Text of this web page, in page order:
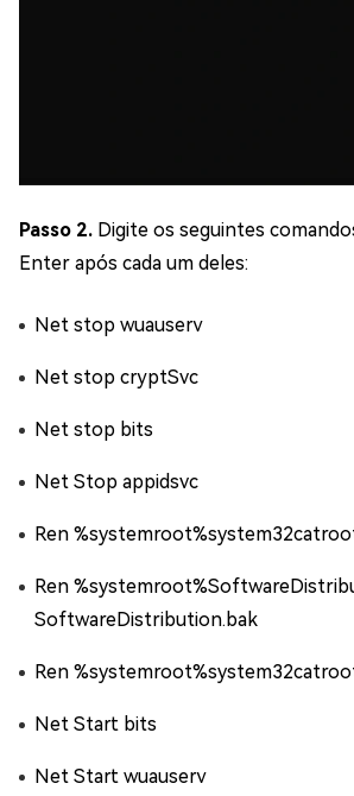
Passo 2. Digite os seguintes
Enter após cada um deles:
Net stop wuauserv
Net stop cryptSvc
Net stop bits
Net Stop appidsvc
Ren
Ren
SoftwareDistribution.bak
Ren
Net Start bits
Net Start wuauserv